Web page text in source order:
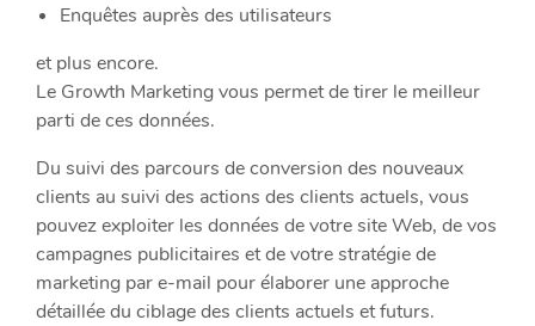
Enquêtes auprès des utilisateurs
et plus encore.
Le Growth Marketing vous permet de tirer le meilleur
parti de ces données.
Du suivi des parcours de conversion des nouveaux
clients au suivi des actions des clients actuels, vous
pouvez exploiter les données de votre site Web, de vos
campagnes publicitaires et de votre stratégie de
marketing par e-mail pour élaborer une approche
détaillée du ciblage des clients actuels et futurs.